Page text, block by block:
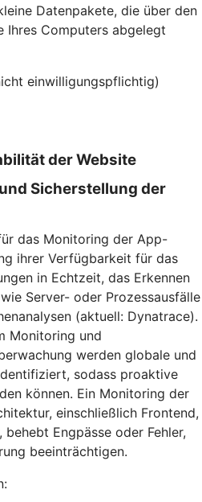
Datenpakete, die über den
Ihres Computers abgelegt
einwilligungspflichtig)
der Website
Sicherstellung der
das Monitoring der App-
ihrer Verfügbarkeit für das
in Echtzeit, das Erkennen
Server- oder Prozessausfälle
(aktuell: Dynatrace).
Monitoring und
werden globale und
sodass proaktive
können. Ein Monitoring der
einschließlich Frontend,
Engpässe oder Fehler,
beeinträchtigen.